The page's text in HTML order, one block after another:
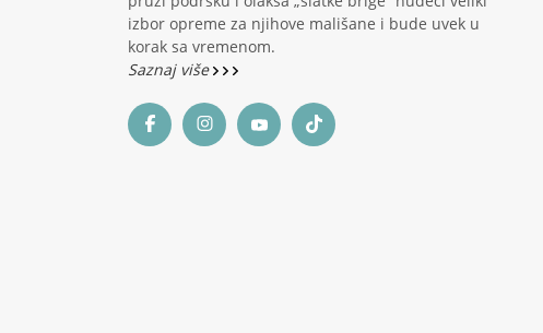
izbor opreme za njihove mališane i bude uvek u
korak sa vremenom.
Saznaj više